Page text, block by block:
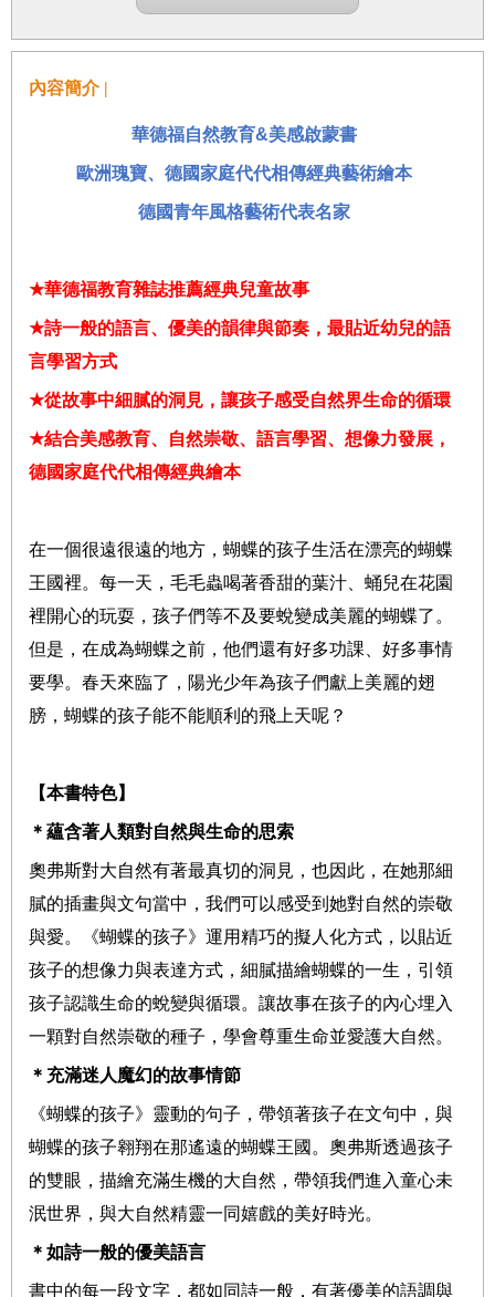
內容簡介 |
華德福自然教育&美感啟蒙書
歐洲瑰寶、德國家庭代代相傳經典藝術繪本
德國青年風格藝術代表名家
★華德福教育雜誌推薦經典兒童故事
★詩一般的語言、優美的韻律與節奏，最貼近幼兒的語
言學習方式
★從故事中細膩的洞見，讓孩子感受自然界生命的循環
★結合美感教育、自然崇敬、語言學習、想像力發展，
德國家庭代代相傳經典繪本
在一個很遠很遠的地方，蝴蝶的孩子生活在漂亮的蝴蝶
王國裡。每一天，毛毛蟲喝著香甜的葉汁、蛹兒在花園
裡開心的玩耍，孩子們等不及要蛻變成美麗的蝴蝶了。
但是，在成為蝴蝶之前，他們還有好多功課、好多事情
要學。春天來臨了，陽光少年為孩子們獻上美麗的翅
膀，蝴蝶的孩子能不能順利的飛上天呢？
【本書特色】
＊蘊含著人類對自然與生命的思索
奧弗斯對大自然有著最真切的洞見，也因此，在她那細
膩的插畫與文句當中，我們可以感受到她對自然的崇敬
與愛。《蝴蝶的孩子》運用精巧的擬人化方式，以貼近
孩子的想像力與表達方式，細膩描繪蝴蝶的一生，引領
孩子認識生命的蛻變與循環。讓故事在孩子的內心埋入
一顆對自然崇敬的種子，學會尊重生命並愛護大自然。
＊充滿迷人魔幻的故事情節
《蝴蝶的孩子》靈動的句子，帶領著孩子在文句中，與
蝴蝶的孩子翱翔在那遙遠的蝴蝶王國。奧弗斯透過孩子
的雙眼，描繪充滿生機的大自然，帶領我們進入童心未
泯世界，與大自然精靈一同嬉戲的美好時光。
＊如詩一般的優美語言
書中的每一段文字，都如同詩一般，有著優美的語調與